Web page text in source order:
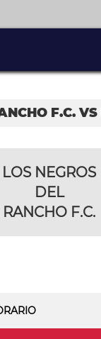
F.C.
LOS NEGROS
DEL
RANCHO F.C.